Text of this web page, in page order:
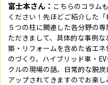
富士本さん： こちらのコラム
ください！先ほどご紹介した
５つの柱に関連した各分野の
ただきまして、具体的な事例
築・リフォームを含めた省エ
のづくり、ハイブリッド車・
クルの現場の話、日常的な脱
アップされてきますのでお楽し